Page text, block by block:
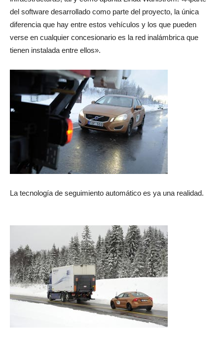
del software desarrollado como parte del proyecto, la única
diferencia que hay entre estos vehículos y los que pueden
verse en cualquier concesionario es la red inalámbrica que
tienen instalada entre ellos».
La tecnología de seguimiento automático es ya una realidad.